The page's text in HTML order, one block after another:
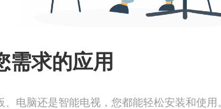
需求的应用
电脑还是智能电视，您都能轻松安装和使用。